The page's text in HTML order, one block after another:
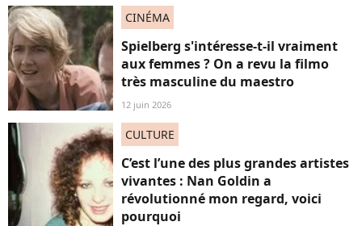
CINÉMA
Spielberg s'intéresse-t-il vraiment
aux femmes ? On a revu la filmo
très masculine du maestro
12 juin 2026
CULTURE
C’est l’une des plus grandes artistes
vivantes : Nan Goldin a
révolutionné mon regard, voici
pourquoi